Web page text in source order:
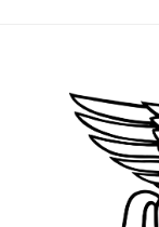
ESPRESSO